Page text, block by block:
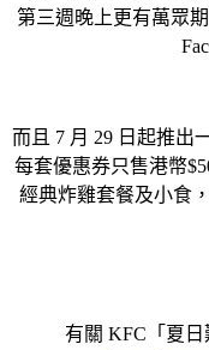
第三週晚上更有萬眾
而且 7 月 29 日起推出
每套優惠券只售港幣
經典炸雞套餐及小食
有關 KFC「夏